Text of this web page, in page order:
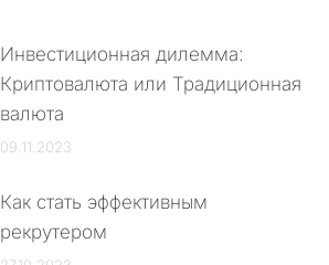
Инвестиционная дилемма:
Криптовалюта или Традиционная
валюта
09.11.2023
Как стать эффективным
рекрутером